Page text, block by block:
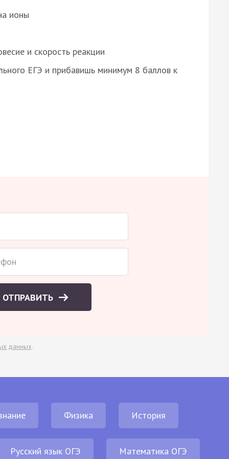
ионы
и скорость реакции
ЕГЭ и прибавишь минимум 8 баллов к
ОТПРАВИТЬ
данных.
Физика История
Русский язык ОГЭ Математика ОГЭ